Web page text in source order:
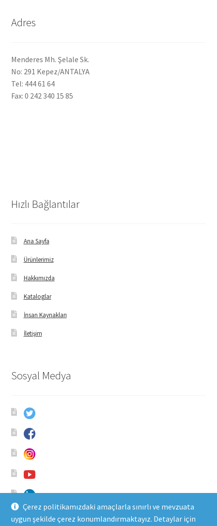
Çerez politikamızdaki amaçlarla sınırlı ve mevzuata
uygun şekilde çerez konumlandırmaktayız. Detaylar için
Adres
Menderes Mh. Şelale Sk.
No: 291 Kepez/ANTALYA
Tel: 444 61 64
Fax: 0 242 340 15 85
Hızlı Bağlantılar
Ana Sayfa
Ürünlerimiz
Hakkımızda
Kataloglar
İnsan Kaynakları
İletişim
Sosyal Medya